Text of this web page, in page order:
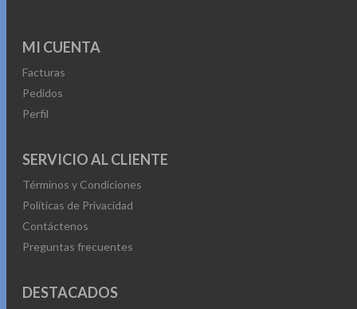
MI CUENTA
Facturas
Pedidos
Perfil
SERVICIO AL CLIENTE
Términos y Condiciones
Políticas de Privacidad
Contáctenos
Preguntas frecuentes
DESTACADOS